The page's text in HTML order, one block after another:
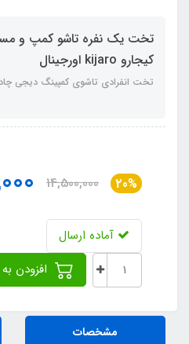
تخت یک نفره تاشو کمپ و
کیجارو kijaro اورجینال
تخت انفرادی تاشوی کمپینگ دیجی
20%
14,500,000
آماده ارسال
مشخصات